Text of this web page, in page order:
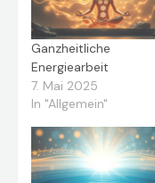
Ganzheitliche
Energiearbeit
7. Mai 2025
In "Allgemein"